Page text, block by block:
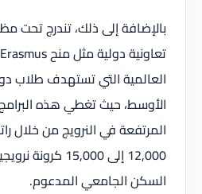
بالإضافة إلى ذلك، تندرج تحت
العالمية التي تستهدف طلاب
الأوسط، حيث تغطي هذه
المرتفعة في النرويج من خلال
12,000 إلى 15,000
السكن الجامعي المدعوم.